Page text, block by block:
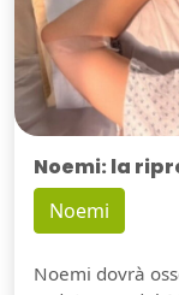
Noemi: la
Noemi
Noemi dovrà